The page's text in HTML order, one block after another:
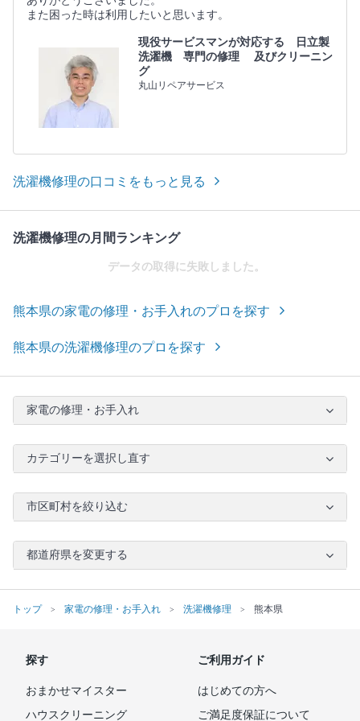
また困った時は利用したいと思います。
現役サービスマンが対応する 日立製
洗濯機 専門の修理 及びクリーニン
グ
丸山リペアサービス
洗濯機修理の口コミをもっと見る
洗濯機修理の月間ランキング
データの取得に失敗しました。
熊本県の家電の修理・お手入れのプロを探す
熊本県の洗濯機修理のプロを探す
家電の修理・お手入れ
カテゴリーを選択し直す
市区町村を絞り込む
都道府県を変更する
トップ 家電の修理・お手入れ 洗濯機修理 熊本県
探す
おまかせマイスター
ハウスクリーニング
ご利用ガイド
はじめての方へ
ご満足度保証について